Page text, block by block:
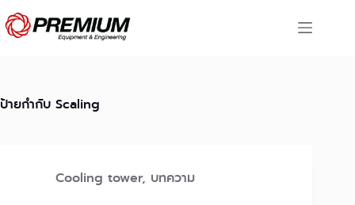
Skip
to
content
ป้ายกำกับ Scaling
Cooling tower, บทความ